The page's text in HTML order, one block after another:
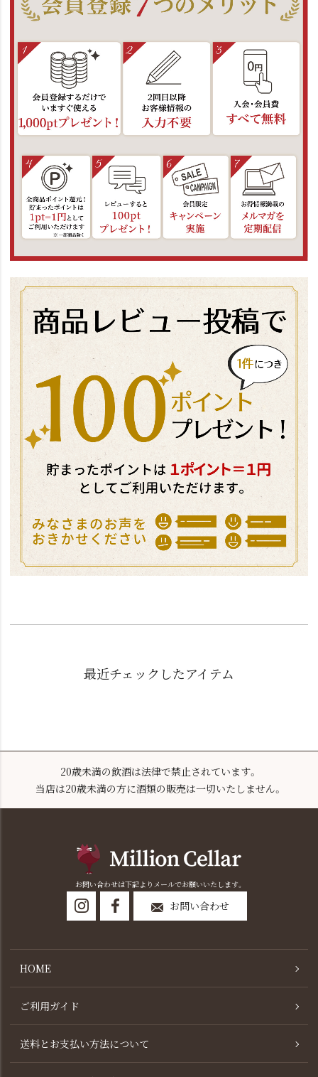
最近チェックしたアイテム
20歳未満の飲酒は法律で禁止されています。
当店は20歳未満の方に酒類の販売は一切いたしません。
お問い合わせは下記よりメールでお願いいたします。
お問い合わせ
HOME
ご利用ガイド
送料とお支払い方法について